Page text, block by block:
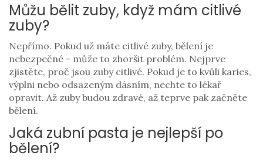
Můžu bělit zuby, když mám citlivé
zuby?
Nepřímo. Pokud už máte citlivé zuby, bělení je
nebezpečné - může to zhoršit problém. Nejprve
zjistěte, proč jsou zuby citlivé. Pokud je to kvůli karies,
výplni nebo odsazeným dásním, nechte to lékař
opravit. Až zuby budou zdravé, až teprve pak začněte
bělení.
Jaká zubní pasta je nejlepší po
bělení?